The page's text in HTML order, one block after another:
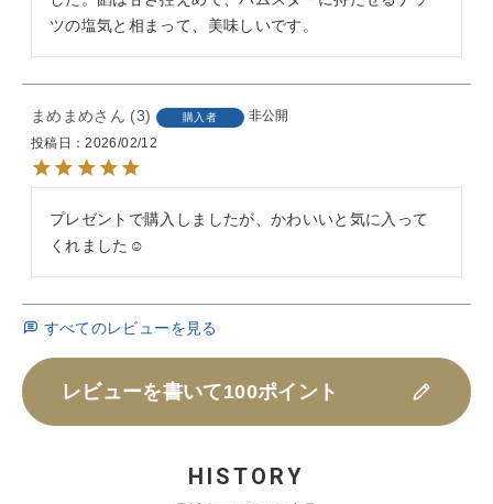
ツの塩気と相まって、美味しいです。
まめまめ 3 購入者
非公開
投稿日
2026/02/12
プレゼントで購入しましたが、かわいいと気に入って
くれました☺︎
すべてのレビューを見る
レビューを書いて100ポイント
HISTORY